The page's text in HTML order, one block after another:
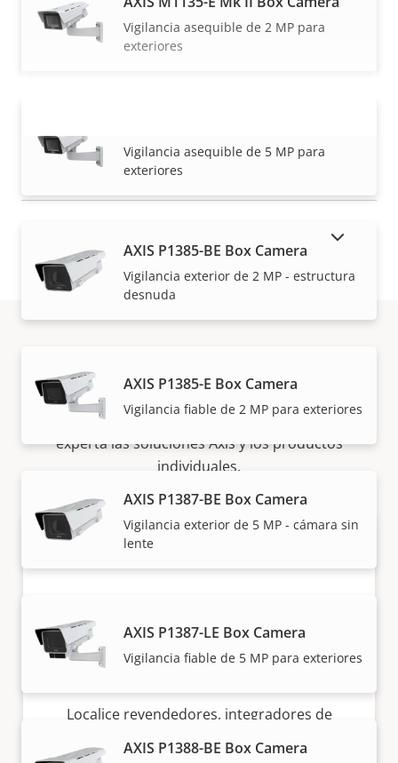
VISUALIZAR MÁS
Vigilancia asequible de 2 MP para
exteriores
Vigilancia asequible de 5 MP para
exteriores
AXIS P1385-BE Box Camera
Vigilancia exterior de 2 MP - estructura
desnuda
AXIS P1385-E Box Camera
Vigilancia fiable de 2 MP para exteriores
AXIS P1387-BE Box Camera
Vigilancia exterior de 5 MP - cámara sin
lente
AXIS P1387-LE Box Camera
Vigilancia fiable de 5 MP para exteriores
AXIS P1388-BE Box Camera
Cómo comprar
Nuestros socios fiables venden e instalan de forma
experta las soluciones Axis y los productos
individuales.
Localice revendedores, integradores de